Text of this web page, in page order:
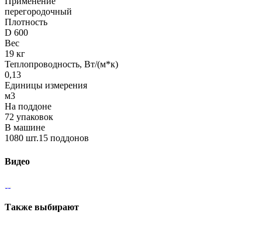
перегородочный
Плотность
D 600
Вес
19 кг
Теплопроводность, Вт/(м*к)
0,13
Единицы измерения
м3
На поддоне
72 упаковок
В машине
1080 шт.15 поддонов
Видео
Также выбирают